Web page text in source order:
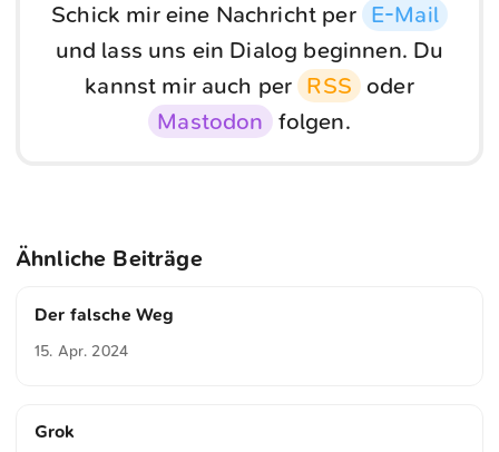
Schick mir eine Nachricht per E-Mail
und lass uns ein Dialog beginnen. Du
kannst mir auch per RSS oder
Mastodon folgen.
Ähnliche Beiträge
Der falsche Weg
15. Apr. 2024
Grok